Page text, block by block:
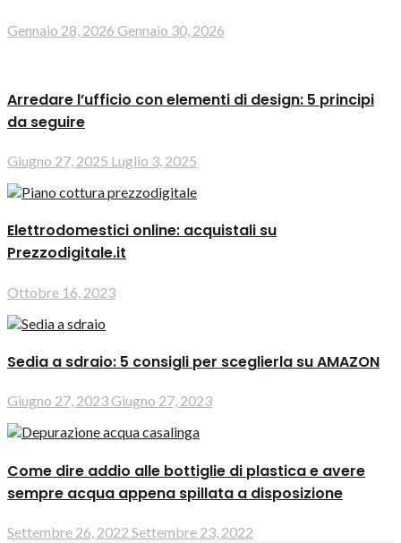
Gennaio 28, 2026 Gennaio 30, 2026
Arredare l’ufficio con elementi di design: 5 principi
da seguire
Giugno 27, 2025 Luglio 3, 2025
Elettrodomestici online: acquistali su
Prezzodigitale.it
Ottobre 16, 2023
Sedia a sdraio: 5 consigli per sceglierla su AMAZON
Giugno 27, 2023Giugno 27, 2023
Come dire addio alle bottiglie di plastica e avere
sempre acqua appena spillata a disposizione
Settembre 26, 2022 Settembre 23, 2022